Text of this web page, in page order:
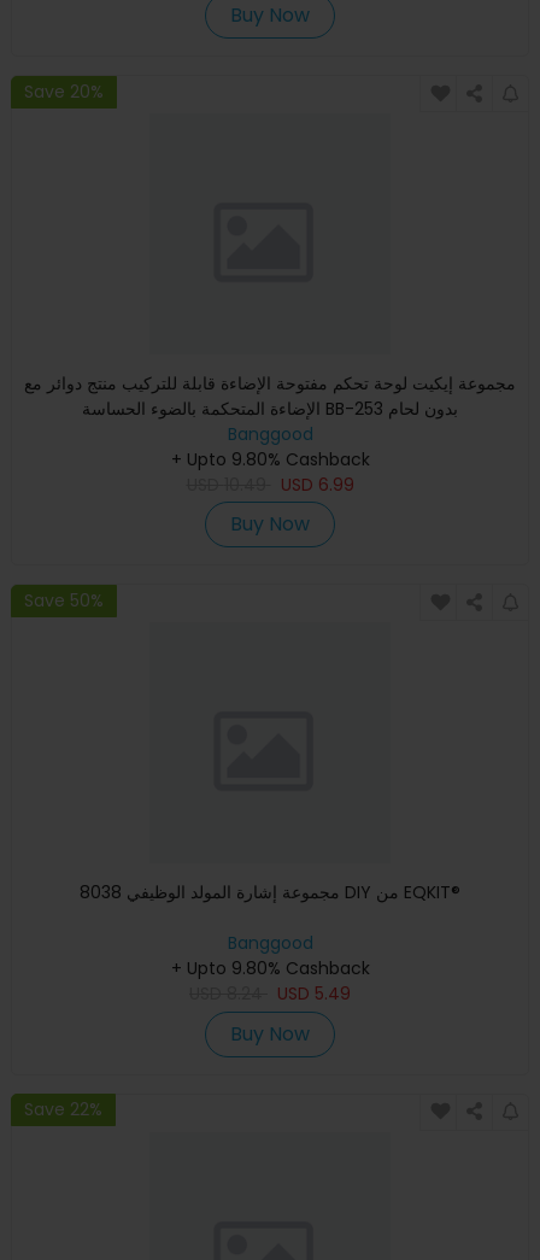
Buy Now
Save 20%
مجموعة إيكيت لوحة تحكم مفتوحة الإضاءة قابلة للتركيب منتج دوائر مع
الإضاءة المتحكمة بالضوء الحساسة BB-253 بدون لحام
Banggood
+ Upto 9.80% Cashback
USD 6.99
Buy Now
Save 50%
مجموعة إشارة المولد الوظيفي 8038 DIY من EQKIT®
Banggood
+ Upto 9.80% Cashback
USD 5.49
Buy Now
Save 22%